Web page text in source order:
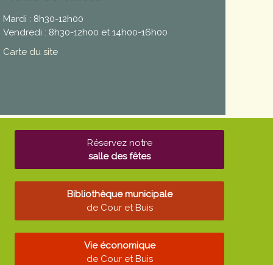
Mardi : 8h30-12h00
Vendredi : 8h30-12h00 et 14h00-16h00
Carte du site
Réservez notre
salle des fêtes
Bibliothèque municipale
de Cour et Buis
Vie économique
de Cour et Buis